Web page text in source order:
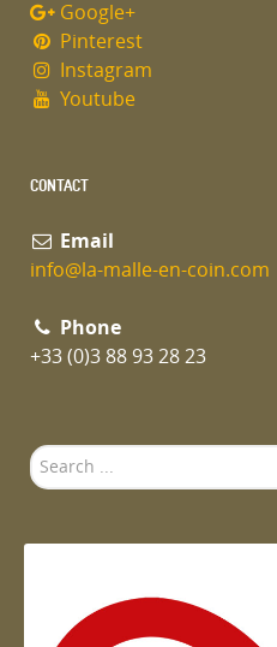
Google+
Pinterest
Instagram
Youtube
CONTACT
Email
info@la-malle-en-coin.com
Phone
+33 (0)3 88 93 28 23
Search
...